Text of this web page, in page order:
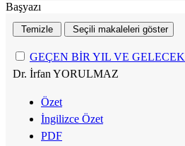
Başyazı
GEÇEN BİR YIL VE GELECEK
Dr. İrfan YORULMAZ
Özet
İngilizce Özet
PDF